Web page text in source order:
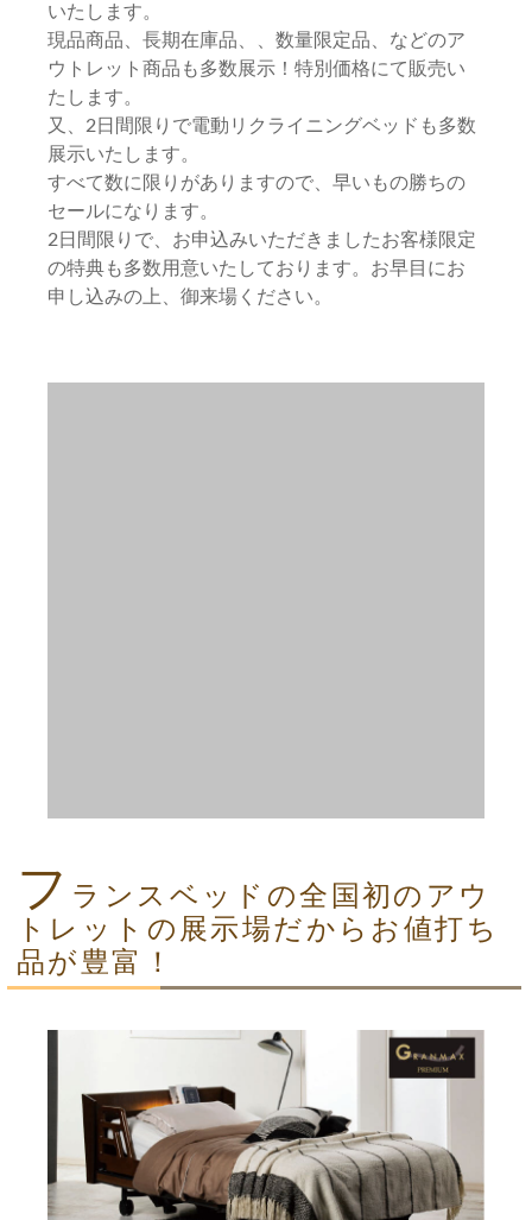
いたします。
現品商品、長期在庫品、、数量限定品、などのア
ウトレット商品も多数展示！特別価格にて販売い
たします。
又、2日間限りで電動リクライニングベッドも多数
展示いたします。
すべて数に限りがありますので、早いもの勝ちの
セールになります。
2日間限りで、お申込みいただきましたお客様限定
の特典も多数用意いたしております。お早目にお
申し込みの上、御来場ください。
フ ランスベッドの全国初のアウ
トレットの展示場だからお値打ち
品が豊富！